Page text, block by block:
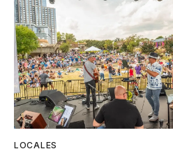
LOCALES